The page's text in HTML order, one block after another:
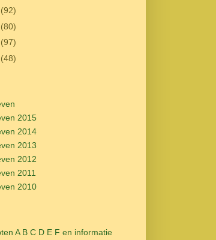
(92)
(80)
(97)
(48)
2015
2014
2013
2012
2011
2010
A B C D E F en informatie